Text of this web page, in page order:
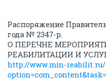
Распоряжение
года № 2347-р.
О ПЕРЕЧНЕ
РЕАБИЛИТАЦИИ И
http://www.min-